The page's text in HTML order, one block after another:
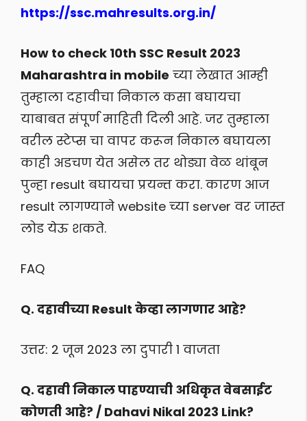
https://ssc.mahresults.org.in/
How to check 10th SSC Result 2023
Maharashtra in mobile च्या लेखात आम्ही
तुम्हाला दहावीचा निकाल कसा बघायचा
याबाबत संपूर्ण माहिती दिली आहे. जर तुम्हाला
वरील स्टेप्स चा वापर करून निकाल बघायला
काही अडचण येत असेल तर थोड्या वेळ थांबून
पुन्हा result बघायचा प्रयन्त करा. कारण आज
result लागण्याने website च्या server वर जास्त
लोड येऊ शकते.
FAQ
Q. दहावीच्या Result केव्हा लागणार आहे?
उत्तर: 2 जून 2023 ला दुपारी 1 वाजता
Q. दहावी निकाल पाहण्याची अधिकृत वेबसाईट
कोणती आहे? / Dahavi Nikal 2023 Link?